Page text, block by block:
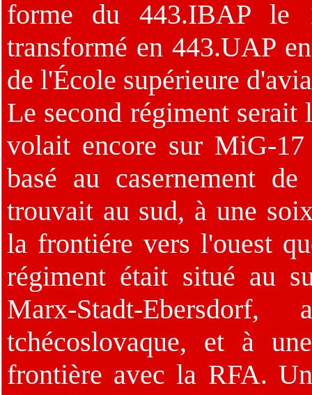
forme du 443.IBAP le
transformé en 443.UAP
de l'École supérieure
Le second régiment
volait encore sur MiG-
basé au casernement
trouvait au sud, à une
la frontiére vers l'ouest
régiment était situé au
Marx-Stadt-
tchécoslovaque, et à
frontière avec la RFA.